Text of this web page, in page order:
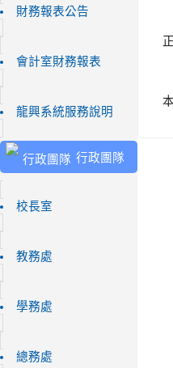
財務報表公告
會計室財務報表
龍興系統服務說明
行政團隊
校長室
教務處
學務處
總務處